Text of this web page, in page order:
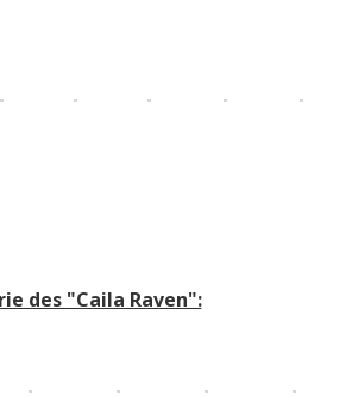
des "Caila Raven":